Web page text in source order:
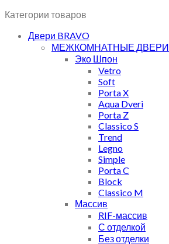
Категории товаров
Двери BRAVO
МЕЖКОМНАТНЫЕ ДВЕРИ
Эко Шпон
Vetro
Soft
Porta X
Aqua Dveri
Porta Z
Classico S
Trend
Legno
Simple
Porta C
Block
Classico M
Массив
RIF-массив
С отделкой
Без отделки